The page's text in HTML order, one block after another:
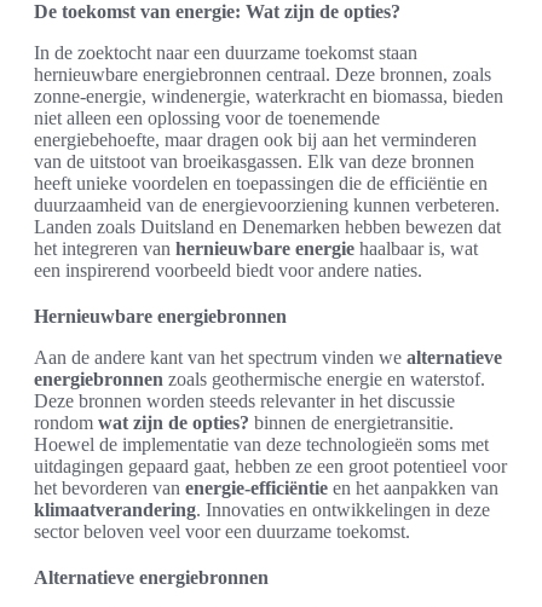
De toekomst van energie: Wat zijn de opties?
In de zoektocht naar een duurzame toekomst staan
hernieuwbare energiebronnen centraal. Deze bronnen, zoals
zonne-energie, windenergie, waterkracht en biomassa, bieden
niet alleen een oplossing voor de toenemende
energiebehoefte, maar dragen ook bij aan het verminderen
van de uitstoot van broeikasgassen. Elk van deze bronnen
heeft unieke voordelen en toepassingen die de efficiëntie en
duurzaamheid van de energievoorziening kunnen verbeteren.
Landen zoals Duitsland en Denemarken hebben bewezen dat
het integreren van hernieuwbare energie haalbaar is, wat
een inspirerend voorbeeld biedt voor andere naties.
Hernieuwbare energiebronnen
Aan de andere kant van het spectrum vinden we alternatieve
energiebronnen zoals geothermische energie en waterstof.
Deze bronnen worden steeds relevanter in het discussie
rondom wat zijn de opties? binnen de energietransitie.
Hoewel de implementatie van deze technologieën soms met
uitdagingen gepaard gaat, hebben ze een groot potentieel voor
het bevorderen van energie-efficiëntie en het aanpakken van
klimaatverandering. Innovaties en ontwikkelingen in deze
sector beloven veel voor een duurzame toekomst.
Alternatieve energiebronnen